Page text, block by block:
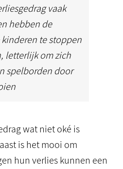
vaak
hebben de
te stoppen
letterlijk om zich
spelborden door
wat niet oké is
is het mooi om
hun verlies kunnen een